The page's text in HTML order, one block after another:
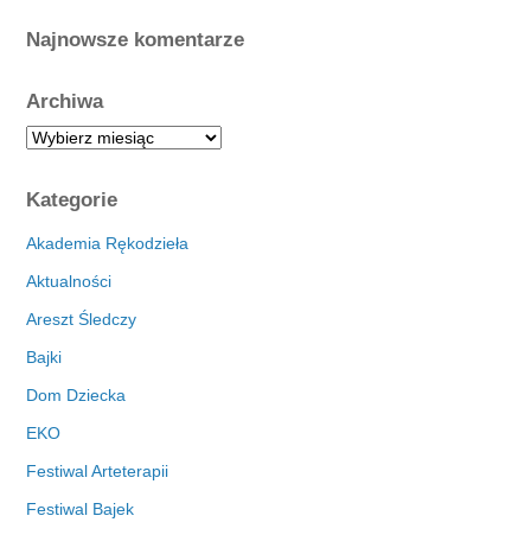
Najnowsze komentarze
Archiwa
A
h
i
a
Kategorie
Akademia Rękodzieła
Aktualności
Areszt Śledczy
Bajki
Dom Dziecka
EKO
Festiwal Arteterapii
Festiwal Bajek